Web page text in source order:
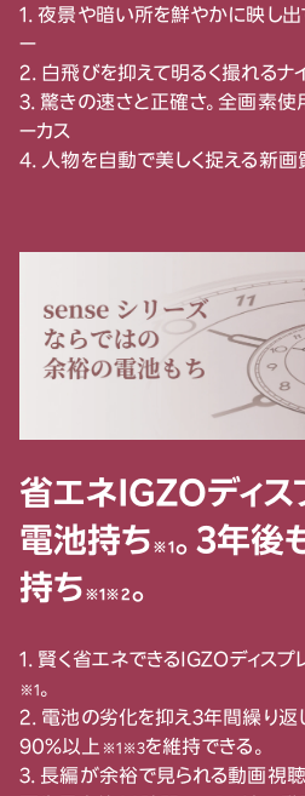
1. 夜景や暗い所を鮮やかに映し
ー
2. 白飛びを抑えて明るく撮れるナ
3. 驚きの速さと正確さ。全画素使
ーカス
4. 人物を自動で美しく捉える新
省エネIGZOディス
電池持ち ※1。3年後
持ち ※1※2。
1. 賢く省エネできるIGZOディスプ
※1。
2. 電池の劣化を抑え3年間繰り返
90％以上 ※1※3を維持できる。
3. 長編が余裕で見られる動画視